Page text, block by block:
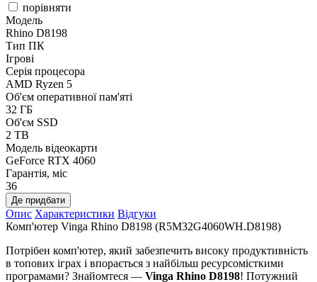
порівняти
Модель
Rhino D8198
Тип ПК
Ігрові
Серія процесора
AMD Ryzen 5
Об'єм оперативної пам'яті
32 ГБ
Об'єм SSD
2 TB
Модель відеокарти
GeForce RTX 4060
Гарантія, міс
36
Де придбати
Опис Характеристики Відгуки
Комп'ютер Vinga Rhino D8198 (R5M32G4060WH.D8198)
Потрібен комп'ютер, який забезпечить високу продуктивність
в топових іграх і впорається з найбільш ресурсомісткими
програмами? Знайомтеся — Vinga Rhino D8198! Потужний